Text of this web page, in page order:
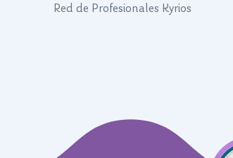
Red de Profesionales Kyrios